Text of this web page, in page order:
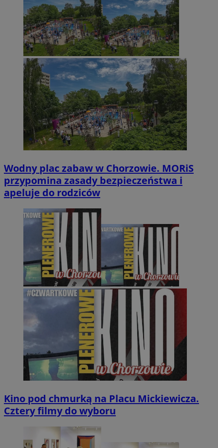
Wodny plac zabaw w Chorzowie. MORiS
przypomina zasady bezpieczeństwa i
apeluje do rodziców
Kino pod chmurką na Placu Mickiewicza.
Cztery filmy do wyboru